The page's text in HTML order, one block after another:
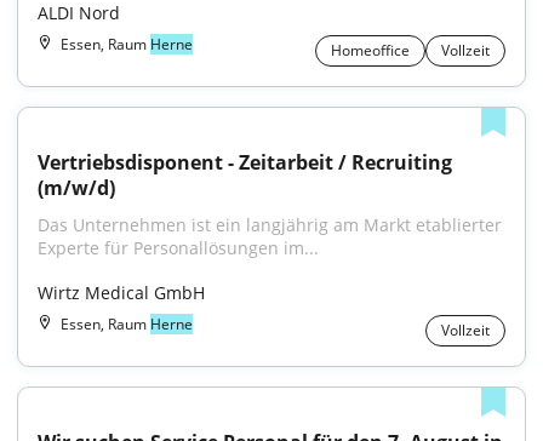
ALDI Nord
Essen, Raum Herne Homeoffice Vollzeit
Vertriebsdisponent - Zeitarbeit / Recruiting
(m/w/d)
Das Unternehmen ist ein langjährig am Markt etablierter
Experte für Personallösungen im...
Wirtz Medical GmbH
Essen, Raum Herne Vollzeit